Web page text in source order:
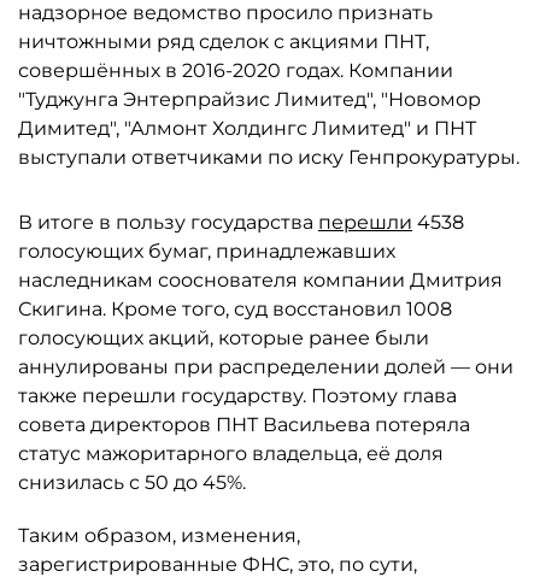
надзорное ведомство просило признать
ничтожными ряд сделок с акциями ПНТ,
совершённых в 2016-2020 годах. Компании
"Туджунга Энтерпрайзис Лимитед", "Новомор
Димитед", "Алмонт Холдингс Лимитед" и ПНТ
выступали ответчиками по иску Генпрокуратуры.
В итоге в пользу государства перешли 4538
голосующих бумаг, принадлежавших
наследникам сооснователя компании Дмитрия
Скигина. Кроме того, суд восстановил 1008
голосующих акций, которые ранее были
аннулированы при распределении долей — они
также перешли государству. Поэтому глава
совета директоров ПНТ Васильева потеряла
статус мажоритарного владельца, её доля
снизилась с 50 до 45%.
Таким образом, изменения,
зарегистрированные ФНС, это, по сути,